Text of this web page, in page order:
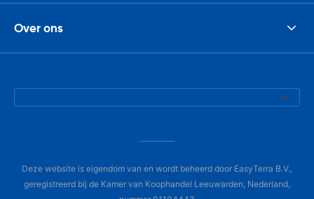
Over ons
Deze website is eigendom van en wordt beheerd door EasyTerra B.V.,
geregistreerd bij de Kamer van Koophandel Leeuwarden, Nederland,